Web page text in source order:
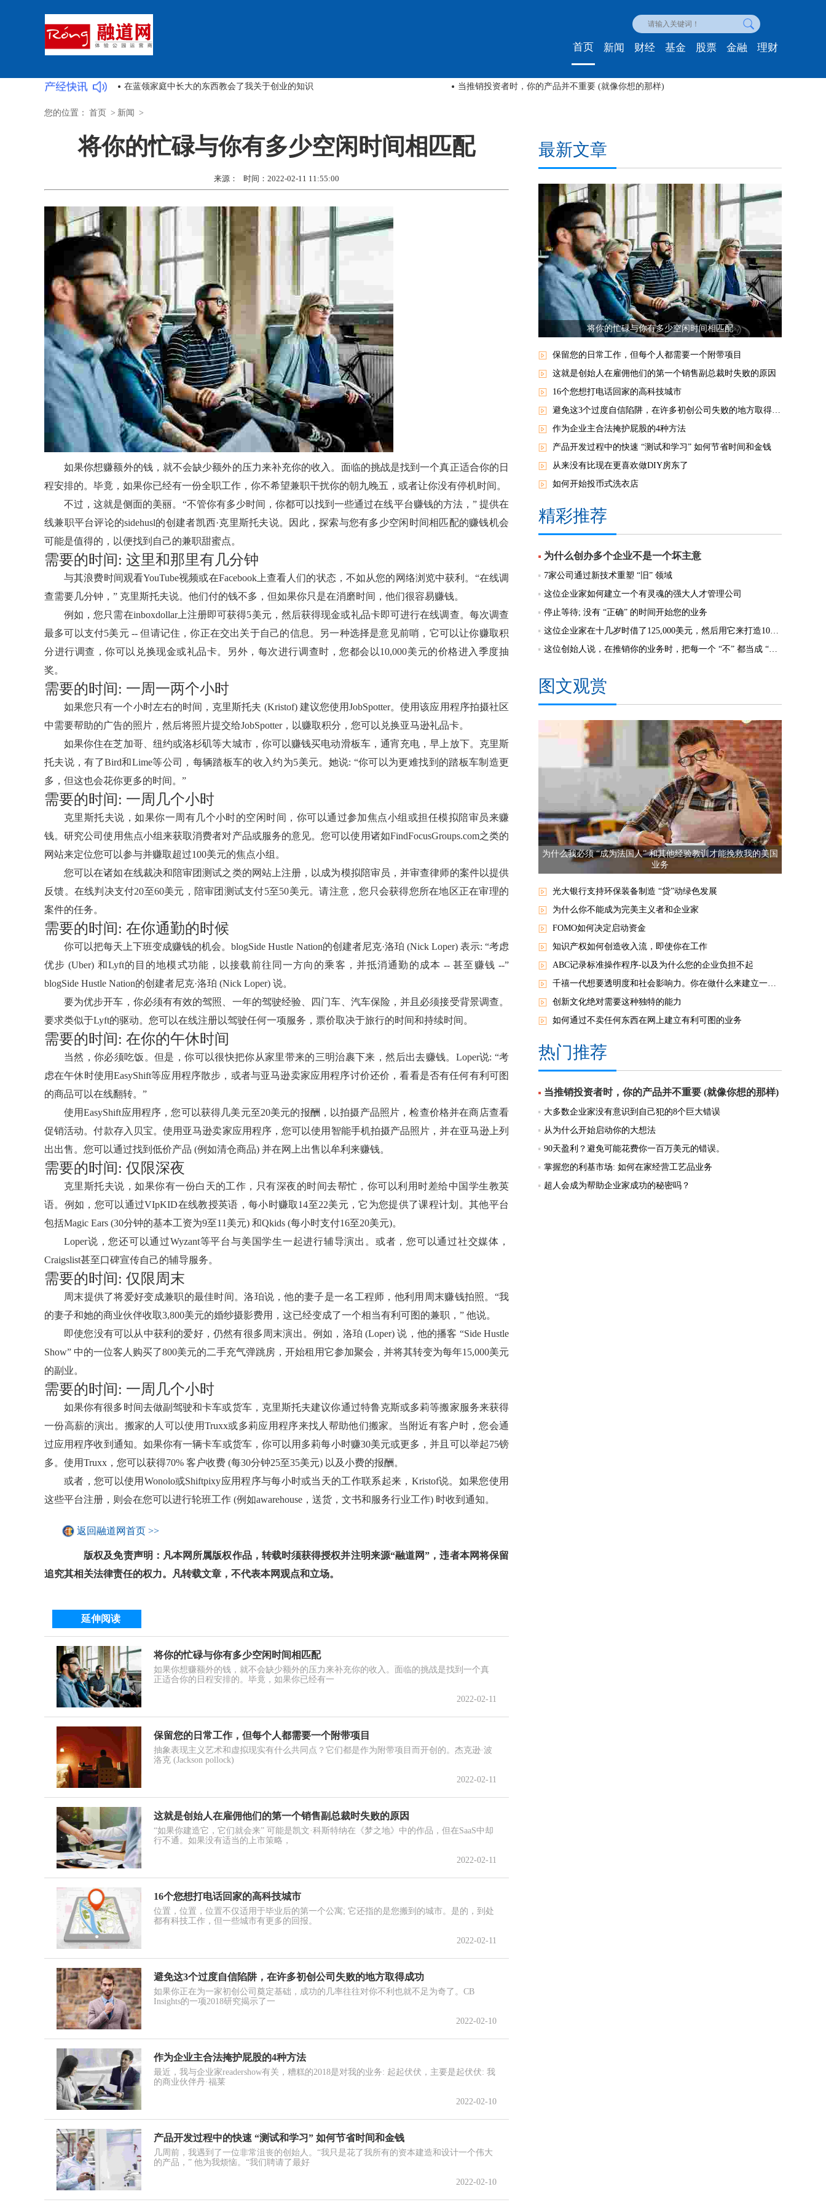
首页 新闻 财经 基金 股票 金融 理财
为什么创办多个企业不是一个坏主意 为什么我必须 “成为法国人” 和其他经验教训才能挽救我的美国业务
您的位置： 首页 > 新闻 >
将你的忙碌与你有多少空闲时间相匹配
来源： 时间：2022-02-11 11:55:00
如果你想赚额外的钱，就不会缺少额外的压力来补充你的收入。面临的挑战是找到一个真正适合你的日
程安排的。毕竟，如果你已经有一份全职工作，你不希望兼职干扰你的朝九晚五，或者让你没有停机时间。
不过，这就是侧面的美丽。“不管你有多少时间，你都可以找到一些通过在线平台赚钱的方法，” 提供在
线兼职平台评论的sidehusl的创建者凯西·克里斯托夫说。因此，探索与您有多少空闲时间相匹配的赚钱机会
可能是值得的，以便找到自己的兼职甜蜜点。
需要的时间: 这里和那里有几分钟
与其浪费时间观看YouTube视频或在Facebook上查看人们的状态，不如从您的网络浏览中获利。“在线调
查需要几分钟，” 克里斯托夫说。他们付的钱不多，但如果你只是在消磨时间，他们很容易赚钱。
例如，您只需在inboxdollar上注册即可获得5美元，然后获得现金或礼品卡即可进行在线调查。每次调查
最多可以支付5美元 -- 但请记住，你正在交出关于自己的信息。另一种选择是意见前哨，它可以让你赚取积
分进行调查，你可以兑换现金或礼品卡。另外，每次进行调查时，您都会以10,000美元的价格进入季度抽
奖。
需要的时间: 一周一两个小时
如果您只有一个小时左右的时间，克里斯托夫 (Kristof) 建议您使用JobSpotter。使用该应用程序拍摄社区
中需要帮助的广告的照片，然后将照片提交给JobSpotter，以赚取积分，您可以兑换亚马逊礼品卡。
如果你住在芝加哥、纽约或洛杉矶等大城市，你可以赚钱买电动滑板车，通宵充电，早上放下。克里斯
托夫说，有了Bird和Lime等公司，每辆踏板车的收入约为5美元。她说: “你可以为更难找到的踏板车制造更
多，但这也会花你更多的时间。”
需要的时间: 一周几个小时
克里斯托夫说，如果你一周有几个小时的空闲时间，你可以通过参加焦点小组或担任模拟陪审员来赚
钱。研究公司使用焦点小组来获取消费者对产品或服务的意见。您可以使用诸如FindFocusGroups.com之类的
网站来定位您可以参与并赚取超过100美元的焦点小组。
您可以在诸如在线裁决和陪审团测试之类的网站上注册，以成为模拟陪审员，并审查律师的案件以提供
反馈。在线判决支付20至60美元，陪审团测试支付5至50美元。请注意，您只会获得您所在地区正在审理的
案件的任务。
需要的时间: 在你通勤的时候
你可以把每天上下班变成赚钱的机会。blogSide Hustle Nation的创建者尼克·洛珀 (Nick Loper) 表示: “考虑
优步 (Uber) 和Lyft的目的地模式功能，以接载前往同一方向的乘客，并抵消通勤的成本 -- 甚至赚钱 --”
blogSide Hustle Nation的创建者尼克·洛珀 (Nick Loper) 说。
要为优步开车，你必须有有效的驾照、一年的驾驶经验、四门车、汽车保险，并且必须接受背景调查。
要求类似于Lyft的驱动。您可以在线注册以驾驶任何一项服务，票价取决于旅行的时间和持续时间。
需要的时间: 在你的午休时间
当然，你必须吃饭。但是，你可以很快把你从家里带来的三明治裹下来，然后出去赚钱。Loper说: “考
虑在午休时使用EasyShift等应用程序散步，或者与亚马逊卖家应用程序讨价还价，看看是否有任何有利可图
的商品可以在线翻转。”
使用EasyShift应用程序，您可以获得几美元至20美元的报酬，以拍摄产品照片，检查价格并在商店查看
促销活动。付款存入贝宝。使用亚马逊卖家应用程序，您可以使用智能手机拍摄产品照片，并在亚马逊上列
出出售。您可以通过找到低价产品 (例如清仓商品) 并在网上出售以牟利来赚钱。
需要的时间: 仅限深夜
克里斯托夫说，如果你有一份白天的工作，只有深夜的时间去帮忙，你可以利用时差给中国学生教英
语。例如，您可以通过VIpKID在线教授英语，每小时赚取14至22美元，它为您提供了课程计划。其他平台
包括Magic Ears (30分钟的基本工资为9至11美元) 和Qkids (每小时支付16至20美元)。
Loper说，您还可以通过Wyzant等平台与美国学生一起进行辅导演出。或者，您可以通过社交媒体，
Craigslist甚至口碑宣传自己的辅导服务。
需要的时间: 仅限周末
周末提供了将爱好变成兼职的最佳时间。洛珀说，他的妻子是一名工程师，他利用周末赚钱拍照。“我
的妻子和她的商业伙伴收取3,800美元的婚纱摄影费用，这已经变成了一个相当有利可图的兼职，” 他说。
即使您没有可以从中获利的爱好，仍然有很多周末演出。例如，洛珀 (Loper) 说，他的播客 “Side Hustle
Show” 中的一位客人购买了800美元的二手充气弹跳房，开始租用它参加聚会，并将其转变为每年15,000美元
的副业。
需要的时间: 一周几个小时
如果你有很多时间去做副驾驶和卡车或货车，克里斯托夫建议你通过特鲁克斯或多莉等搬家服务来获得
一份高薪的演出。搬家的人可以使用Truxx或多莉应用程序来找人帮助他们搬家。当附近有客户时，您会通
过应用程序收到通知。如果你有一辆卡车或货车，你可以用多莉每小时赚30美元或更多，并且可以举起75镑
多。使用Truxx，您可以获得70% 客户收费 (每30分钟25至35美元) 以及小费的报酬。
或者，您可以使用Wonolo或Shiftpixy应用程序与每小时或当天的工作联系起来，Kristof说。如果您使用
这些平台注册，则会在您可以进行轮班工作 (例如awarehouse，送货，文书和服务行业工作) 时收到通知。
返回融道网首页 >>
版权及免责声明：凡本网所属版权作品，转载时须获得授权并注明来源“融道网”，违者本网将保留
追究其相关法律责任的权力。凡转载文章，不代表本网观点和立场。
延伸阅读
将你的忙碌与你有多少空闲时间相匹配
如果你想赚额外的钱，就不会缺少额外的压力来补充你的收入。面临的挑战是找到一个真
正适合你的日程安排的。毕竟，如果你已经有一
2022-02-11
保留您的日常工作，但每个人都需要一个附带项目
抽象表现主义艺术和虚拟现实有什么共同点？它们都是作为附带项目而开创的。杰克逊·波
洛克 (Jackson pollock)
2022-02-11
这就是创始人在雇佣他们的第一个销售副总裁时失败的原因
“如果你建造它，它们就会来” 可能是凯文·科斯特纳在《梦之地》中的作品，但在SaaS中却
行不通。如果没有适当的上市策略，
2022-02-11
16个您想打电话回家的高科技城市
位置，位置，位置不仅适用于毕业后的第一个公寓; 它还指的是您搬到的城市。是的，到处
都有科技工作，但一些城市有更多的回报。
2022-02-11
避免这3个过度自信陷阱，在许多初创公司失败的地方取得成功
如果你正在为一家初创公司奠定基础，成功的几率往往对你不利也就不足为奇了。CB
Insights的一项2018研究揭示了一
2022-02-10
作为企业主合法掩护屁股的4种方法
最近，我与企业家readershow有关，糟糕的2018是对我的业务: 起起伏伏，主要是起伏伏: 我
的商业伙伴丹·福莱
2022-02-10
产品开发过程中的快速 “测试和学习” 如何节省时间和金钱
几周前，我遇到了一位非常沮丧的创始人。“我只是花了我所有的资本建造和设计一个伟大
的产品，” 他为我烦恼。“我们聘请了最好
2022-02-10
最新文章
将你的忙碌与你有多少空闲时间相匹配
保留您的日常工作，但每个人都需要一个附带项目
这就是创始人在雇佣他们的第一个销售副总裁时失败的原因
16个您想打电话回家的高科技城市
避免这3个过度自信陷阱，在许多初创公司失败的地方取得成功
作为企业主合法掩护屁股的4种方法
产品开发过程中的快速 “测试和学习” 如何节省时间和金钱
从来没有比现在更喜欢做DIY房东了
如何开始投币式洗衣店
精彩推荐
为什么创办多个企业不是一个坏主意
7家公司通过新技术重塑 “旧” 领域
这位企业家如何建立一个有灵魂的强大人才管理公司
停止等待; 没有 “正确” 的时间开始您的业务
这位企业家在十几岁时借了125,000美元，然后用它来打造10亿美元的泽西·迈克品牌
这位创始人说，在推销你的业务时，把每一个 “不” 都当成 “不是现在”。
图文观赏
为什么我必须 “成为法国人” 和其他经验教训才能挽救我的美国
业务
光大银行支持环保装备制造 “贷”动绿色发展
为什么你不能成为完美主义者和企业家
FOMO如何决定启动资金
知识产权如何创造收入流，即使你在工作
ABC记录标准操作程序-以及为什么您的企业负担不起
千禧一代想要透明度和社会影响力。你在做什么来建立一个千禧一代友好的品牌？
创新文化绝对需要这种独特的能力
如何通过不卖任何东西在网上建立有利可图的业务
热门推荐
当推销投资者时，你的产品并不重要 (就像你想的那样)
大多数企业家没有意识到自己犯的8个巨大错误
从为什么开始启动你的大想法
90天盈利？避免可能花费你一百万美元的错误。
掌握您的利基市场: 如何在家经营工艺品业务
超人会成为帮助企业家成功的秘密吗？